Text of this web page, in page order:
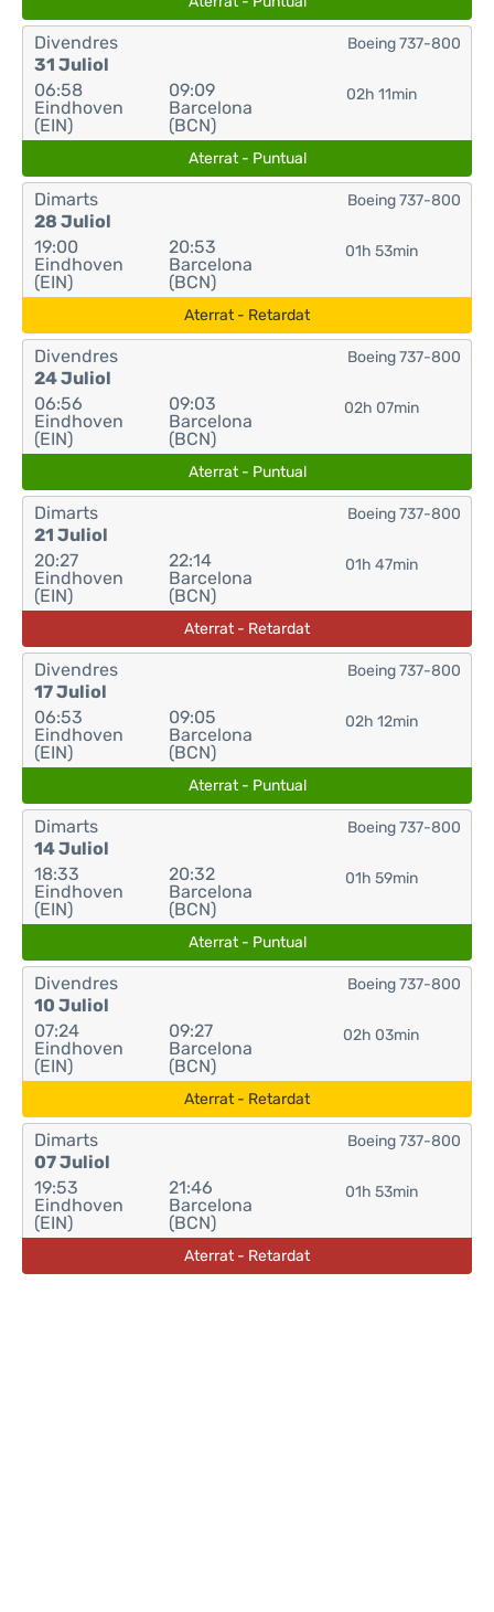
Divendres
31 Juliol
06:58
Eindhoven
(EIN)
09:09
Barcelona
(BCN)
02h 11min
Boeing 737-800
Aterrat - Puntual
Dimarts
28 Juliol
19:00
Eindhoven
(EIN)
20:53
Barcelona
(BCN)
01h 53min
Boeing 737-800
Aterrat - Retardat
Divendres
24 Juliol
06:56
Eindhoven
(EIN)
09:03
Barcelona
(BCN)
02h 07min
Boeing 737-800
Aterrat - Puntual
Dimarts
21 Juliol
20:27
Eindhoven
(EIN)
22:14
Barcelona
(BCN)
01h 47min
Boeing 737-800
Aterrat - Retardat
Divendres
17 Juliol
06:53
Eindhoven
(EIN)
09:05
Barcelona
(BCN)
02h 12min
Boeing 737-800
Aterrat - Puntual
Dimarts
14 Juliol
18:33
Eindhoven
(EIN)
20:32
Barcelona
(BCN)
01h 59min
Boeing 737-800
Aterrat - Puntual
Divendres
10 Juliol
07:24
Eindhoven
(EIN)
09:27
Barcelona
(BCN)
02h 03min
Boeing 737-800
Aterrat - Retardat
Dimarts
07 Juliol
19:53
Eindhoven
(EIN)
21:46
Barcelona
(BCN)
01h 53min
Boeing 737-800
Aterrat - Retardat